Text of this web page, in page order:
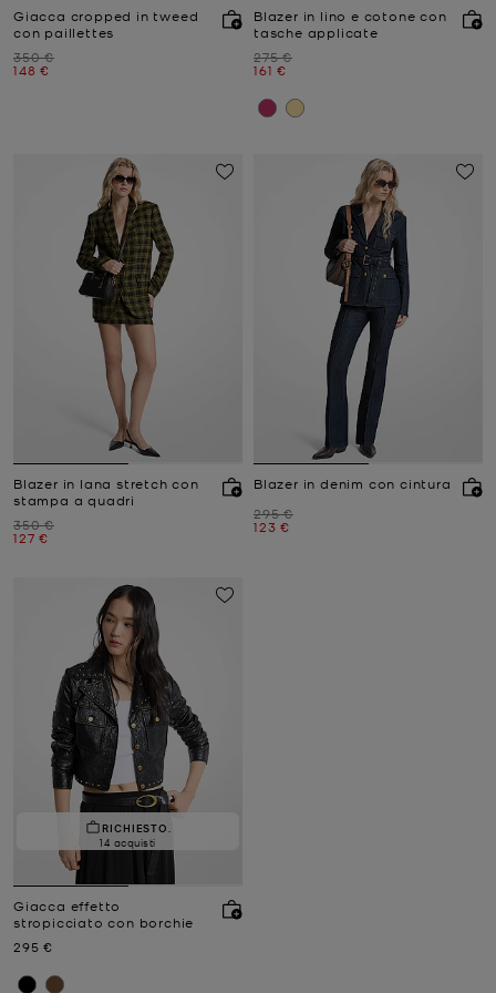
Giacca cropped in tweed
con paillettes
Prezzo iniziale
350 €
Prezzo attuale
148 €
Blazer in lino e cotone con
tasche applicate
Prezzo iniziale
275 €
Prezzo attuale
161 €
Blazer in lana stretch con
stampa a quadri
Prezzo iniziale
350 €
Prezzo attuale
127 €
Blazer in denim con cintura
Prezzo iniziale
295 €
Prezzo attuale
123 €
RICHIESTO.
14 acquisti
Giacca effetto
stropicciato con borchie
Prezzo attuale
295 €